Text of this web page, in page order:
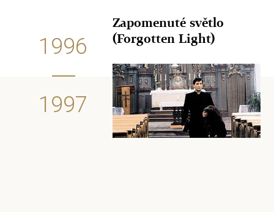
Zapomenuté světlo
(Forgotten Light)
1996
1997